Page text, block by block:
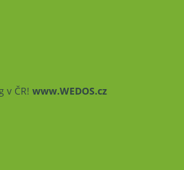
v ČR! www.WEDOS.cz